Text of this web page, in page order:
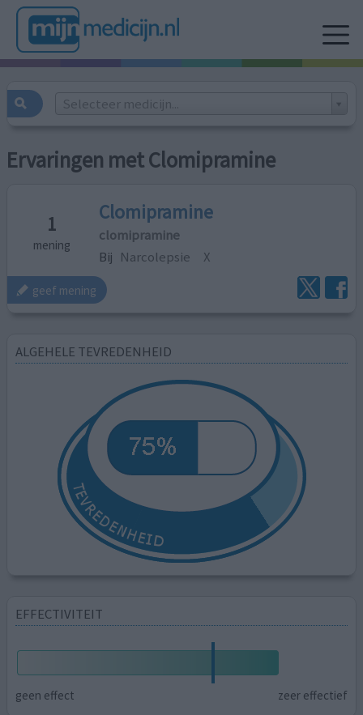
Selecteer medicijn...
Ervaringen met Clomipramine
1
mening
Clomipramine
clomipramine
Bij Narcolepsie X
geef mening
ALGEHELE TEVREDENHEID
EFFECTIVITEIT
geen effect zeer effectief